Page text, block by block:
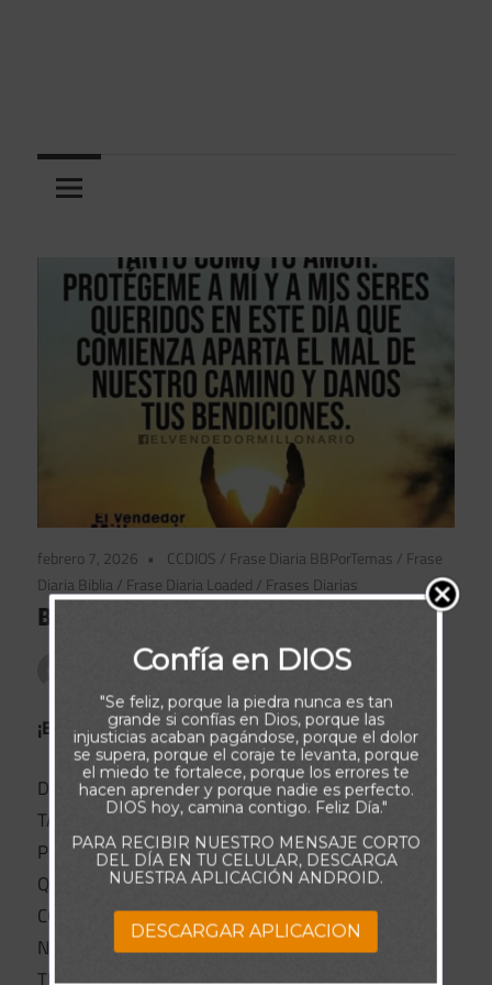
febrero 7, 2026 CCDIOS / Frase Diaria BBPorTemas / Frase
Diaria Biblia / Frase Diaria Loaded / Frases Diarias
Buenos Días
Publicado poradmin
¡BUENOS DÍAS!
DIOS TU PODER ES INFINITO,
TANTO COMO TU AMOR.
PROTÉGEME A MÍ Y A MIS SERES
QUERIDOS EN ESTE DÍA QUE
COMIENZA APARTA EL MAL DE
NUESTRO CAMINO Y DANOS
Confía en DIOS
"Se feliz, porque la piedra nunca es tan
grande si confías en Dios, porque las
injusticias acaban pagándose, porque el dolor
se supera, porque el coraje te levanta, porque
el miedo te fortalece, porque los errores te
hacen aprender y porque nadie es perfecto.
DIOS hoy, camina contigo. Feliz Día."
PARA RECIBIR NUESTRO MENSAJE CORTO
DEL DÍA EN TU CELULAR, DESCARGA
NUESTRA APLICACIÓN ANDROID.
DESCARGAR APLICACION